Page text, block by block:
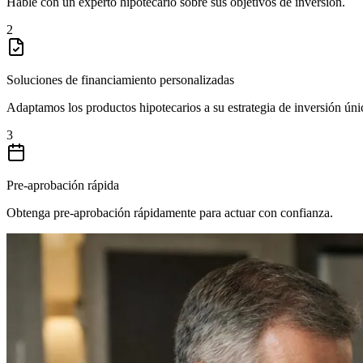
2
Soluciones de financiamiento personalizadas
Adaptamos los productos hipotecarios a su estrategia de inversión
3
Pre-aprobación rápida
Obtenga pre-aprobación rápidamente para actuar con confianza.